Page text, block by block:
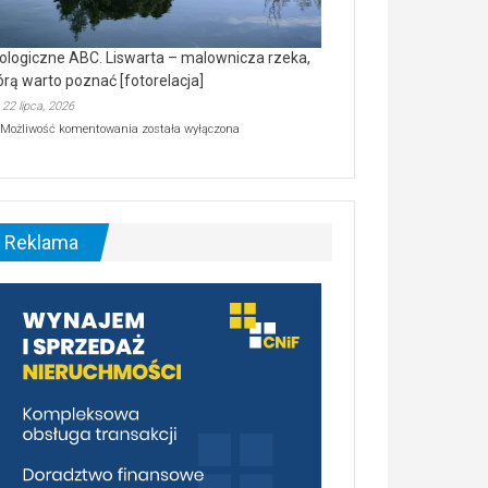
ABC. Liswarta – malownicza rzeka,
warto poznać [fotorelacja]
22 lipca, 2026
Możliwość komentowania Ekologiczne
–
malownicza
[fotorelacja]
została wyłączona
Reklama